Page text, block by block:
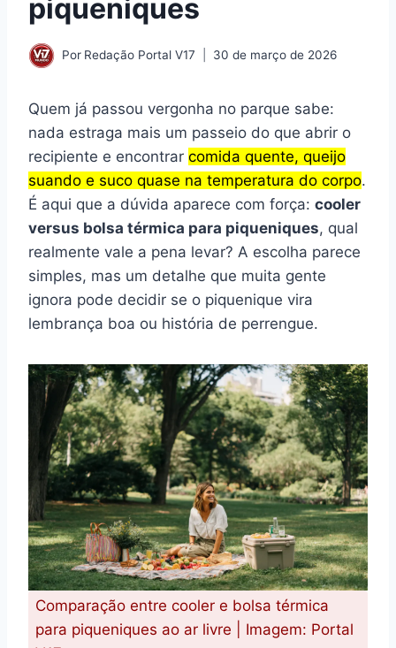
piqueniques
Por Redação Portal V17 30 de março de 2026
Quem já passou vergonha no parque sabe:
nada estraga mais um passeio do que abrir o
recipiente e encontrar comida quente, queijo
suando e suco quase na temperatura do corpo.
É aqui que a dúvida aparece com força: cooler
versus bolsa térmica para piqueniques, qual
realmente vale a pena levar? A escolha parece
simples, mas um detalhe que muita gente
ignora pode decidir se o piquenique vira
lembrança boa ou história de perrengue.
Comparação entre cooler e bolsa térmica
para piqueniques ao ar livre | Imagem: Portal